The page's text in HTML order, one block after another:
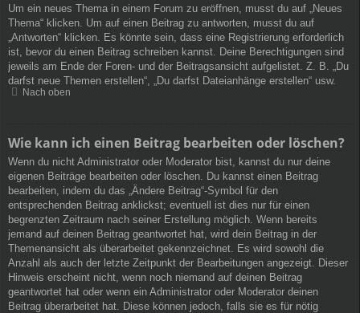
Um ein neues Thema in einem Forum zu eröffnen, musst du auf „Neues
Thema“ klicken. Um auf einen Beitrag zu antworten, musst du auf
„Antworten“ klicken. Es könnte sein, dass eine Registrierung erforderlich
ist, bevor du einen Beitrag schreiben kannst. Deine Berechtigungen sind
jeweils am Ende der Foren- und der Beitragsansicht aufgelistet. Z. B. „Du
darfst neue Themen erstellen“, „Du darfst Dateianhänge erstellen“ usw.
Nach oben
Wie kann ich einen Beitrag bearbeiten oder löschen?
Wenn du nicht Administrator oder Moderator bist, kannst du nur deine
eigenen Beiträge bearbeiten oder löschen. Du kannst einen Beitrag
bearbeiten, indem du das „Ändere Beitrag“-Symbol für den
entsprechenden Beitrag anklickst; eventuell ist dies nur für einen
begrenzten Zeitraum nach seiner Erstellung möglich. Wenn bereits
jemand auf deinen Beitrag geantwortet hat, wird dein Beitrag in der
Themenansicht als überarbeitet gekennzeichnet. Es wird sowohl die
Anzahl als auch der letzte Zeitpunkt der Bearbeitungen angezeigt. Dieser
Hinweis erscheint nicht, wenn noch niemand auf deinen Beitrag
geantwortet hat oder wenn ein Administrator oder Moderator deinen
Beitrag überarbeitet hat. Diese können jedoch, falls sie es für nötig